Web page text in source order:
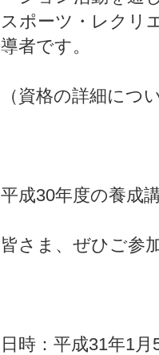
スポーツ・レクリ
導者です。
（資格の詳細につ
平成30年度の養成
皆さま、ぜひご参
日時：平成31年1